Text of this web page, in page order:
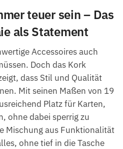
teuer sein – Das
als Statement
Accessoires auch
Doch das Kork
dass Stil und Qualität
Mit seinen Maßen von 19
Platz für Karten,
ohne dabei sperrig zu
Mischung aus Funktionalität
ohne tief in die Tasche